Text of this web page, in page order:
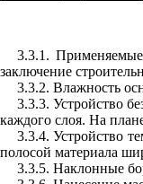
3.3.1. Применяемые
заключение
3.3.2. Влажность
3.3.3. Устройство
каждого слоя. На
3.3.4. Устройство
полосой материала
3.3.5. Наклонные